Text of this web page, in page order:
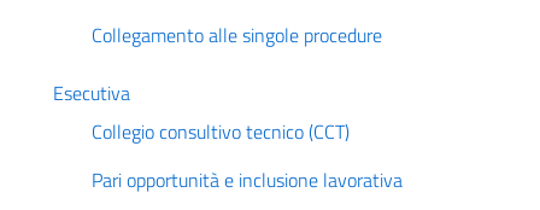
Collegamento alle singole procedure
Esecutiva
Collegio consultivo tecnico (CCT)
Pari opportunità e inclusione lavorativa